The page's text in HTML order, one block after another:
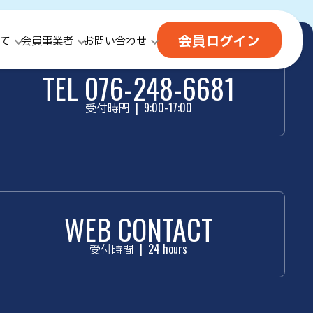
会員事業者 お問い合わせ 会員ログイン
TEL 076-248-6681
受付時間 | 9:00-17:00
WEB CONTACT
受付時間 | 24 hours